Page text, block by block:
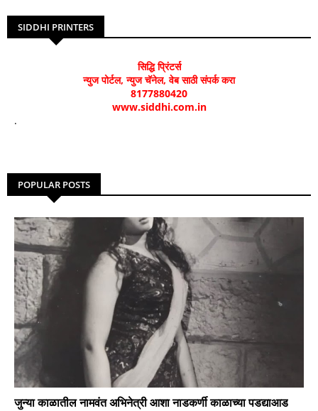
SIDDHI PRINTERS
सिद्धि प्रिंटर्स
न्युज पोर्टल, न्युज चॅनेल, वेब साठी संपर्क करा
8177880420
www.siddhi.com.in
.
POPULAR POSTS
जुन्या काळातील नामवंत अभिनेत्री आशा नाडकर्णी काळाच्या पडद्याआड